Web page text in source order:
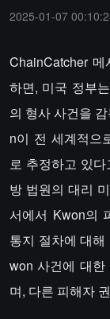
2025-01-07
ChainCatcher 메
하면, 미국 정부
의 형사 사건을
n이 전 세계적으
로 추정하고 있
방 법원의 대리
서에서 Kwon의
통지 절차에 대
won 사건에 대한
며, 다른 피해자